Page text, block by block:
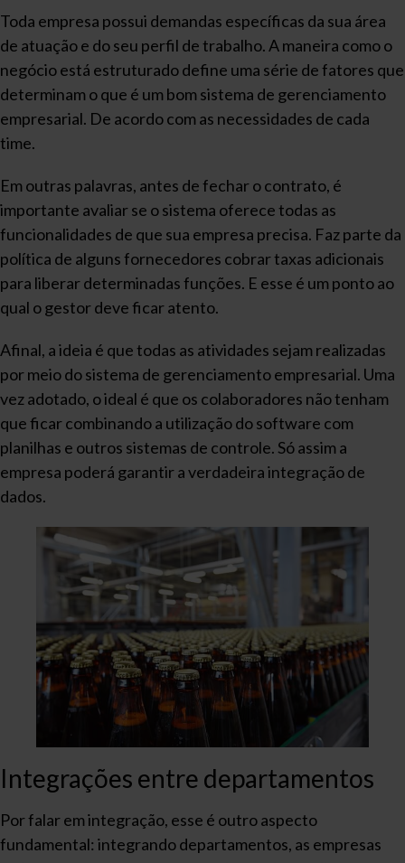
Toda empresa possui demandas específicas da sua área
de atuação e do seu perfil de trabalho. A maneira como o
negócio está estruturado define uma série de fatores que
determinam o que é um bom sistema de gerenciamento
empresarial. De acordo com as necessidades de cada
time.
Em outras palavras, antes de fechar o contrato, é
importante avaliar se o sistema oferece todas as
funcionalidades de que sua empresa precisa. Faz parte da
política de alguns fornecedores cobrar taxas adicionais
para liberar determinadas funções. E esse é um ponto ao
qual o gestor deve ficar atento.
Afinal, a ideia é que todas as atividades sejam realizadas
por meio do sistema de gerenciamento empresarial. Uma
vez adotado, o ideal é que os colaboradores não tenham
que ficar combinando a utilização do software com
planilhas e outros sistemas de controle. Só assim a
empresa poderá garantir a verdadeira integração de
dados.
Integrações entre departamentos
Por falar em integração, esse é outro aspecto
fundamental: integrando departamentos, as empresas